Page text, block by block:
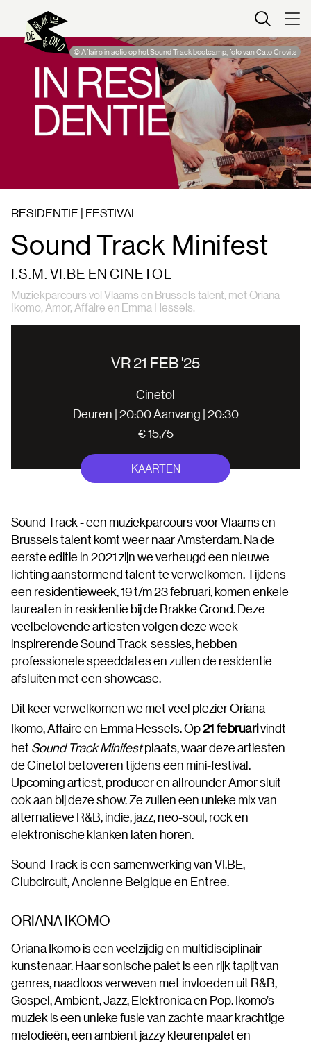
© Affaire in actie op het Sound Track bootcamp, foto van Cato Crevits
RESIDENTIE | FESTIVAL
Sound Track Minifest
I.S.M. VI.BE EN CINETOL
Muziekparcours vol Vlaams en Brussels talent, met Oriana
Ikomo, Amor, Affaire en Emma Hessels.
VR 21 FEB '25
Cinetol
Deuren | 20:00 Aanvang | 20:30
€ 15,75
KAARTEN
Sound Track - een muziekparcours voor Vlaams en
Brussels talent komt weer naar Amsterdam. Na de
eerste editie in 2021 zijn we verheugd een nieuwe
lichting aanstormend talent te verwelkomen. Tijdens
een residentieweek, 19 t/m 23 februari, komen enkele
laureaten in residentie bij de Brakke Grond. Deze
veelbelovende artiesten volgen deze week
inspirerende Sound Track-sessies, hebben
professionele speeddates en zullen de residentie
afsluiten met een showcase.
Dit keer verwelkomen we met veel plezier Oriana
Ikomo, Affaire en Emma Hessels. Op21 februarivindt
het Sound Track Minifestplaats, waar deze artiesten
de Cinetol betoveren tijdens een mini-festival.
Upcoming artiest, producer en allrounder Amor sluit
ook aan bij deze show. Ze zullen een unieke mix van
alternatieve R&B, indie, jazz, neo-soul, rock en
elektronische klanken laten horen.
Sound Track is een samenwerking van VI.BE,
Clubcircuit, Ancienne Belgique en Entree.
ORIANA IKOMO
Oriana Ikomo is een veelzijdig en multidisciplinair
kunstenaar. Haar sonische palet is een rijk tapijt van
genres, naadloos verweven met invloeden uit R&B,
Gospel, Ambient, Jazz, Elektronica en Pop. Ikomo’s
muziek is een unieke fusie van zachte maar krachtige
melodieën, een ambient jazzy kleurenpalet en